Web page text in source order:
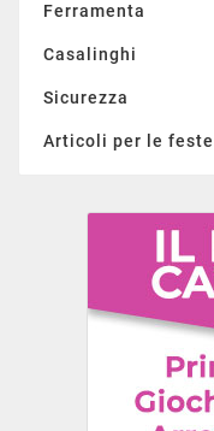
Ferramenta
Casalinghi
Sicurezza
Articoli per le feste